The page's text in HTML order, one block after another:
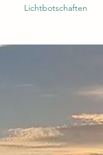
Lichtbotschaften